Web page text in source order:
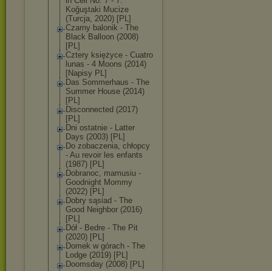
Koğuştaki Mucize
(Turcja, 2020) [PL]
Czarny balonik - The
Black Balloon (2008)
[PL]
Cztery księżyce - Cuatro
lunas - 4 Moons (2014)
[Napisy PL]
Das Sommerhaus - The
Summer House (2014)
[PL]
Disconnected (2017)
[PL]
Dni ostatnie - Latter
Days (2003) [PL]
Do zobaczenia, chłopcy
- Au revoir les enfants
(1987) [PL]
Dobranoc, mamusiu -
Goodnight Mommy
(2022) [PL]
Dobry sąsiad - The
Good Neighbor (2016)
[PL]
Dół - Bedre - The Pit
(2020) [PL]
Domek w górach - The
Lodge (2019) [PL]
Doomsday (2008) [PL]